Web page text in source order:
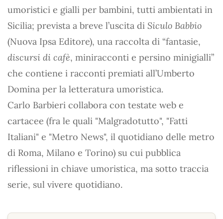
umoristici e gialli per bambini, tutti ambientati in
Sicilia; prevista a breve l’uscita di Siculo Babbio
(Nuova Ipsa Editore), una raccolta di “fantasie,
discursi di cafè, miniracconti e persino minigialli”
che contiene i racconti premiati all’Umberto
Domina per la letteratura umoristica.
Carlo Barbieri collabora con testate web e
cartacee (fra le quali "Malgradotutto", "Fatti
Italiani" e "Metro News", il quotidiano delle metro
di Roma, Milano e Torino) su cui pubblica
riflessioni in chiave umoristica, ma sotto traccia
serie, sul vivere quotidiano.